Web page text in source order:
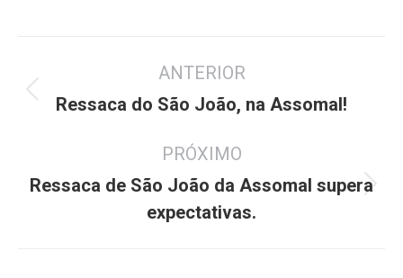
de
post:
ANTERIOR
Post
Ressaca do São João, na Assomal!
PRÓXIMO
Próximo
post:
Ressaca de São João da Assomal supera
expectativas.